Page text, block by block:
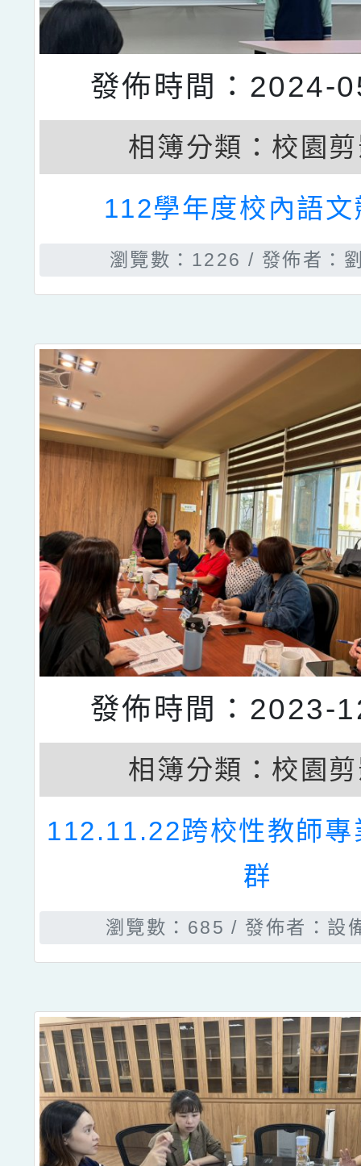
發佈時間：2024-
相簿分類： 校園
112學年度校內語文
瀏覽數：1226 發佈者：
發佈時間：2023-
相簿分類： 校園
112.11.22跨校性教師專
群
瀏覽數：685 發佈者：設